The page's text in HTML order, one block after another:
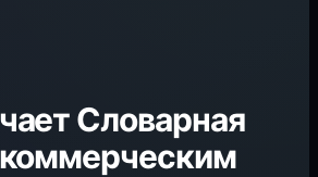
Словарная
коммерческим